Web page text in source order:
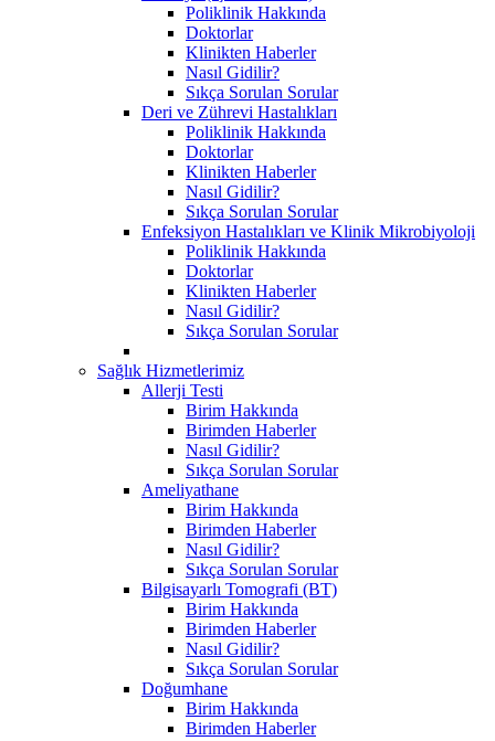
Poliklinik Hakkında
Doktorlar
Klinikten Haberler
Nasıl Gidilir?
Sıkça Sorulan Sorular
Deri ve Zührevi Hastalıkları
Poliklinik Hakkında
Doktorlar
Klinikten Haberler
Nasıl Gidilir?
Sıkça Sorulan Sorular
Enfeksiyon Hastalıkları ve Klinik Mikrobiyoloji
Poliklinik Hakkında
Doktorlar
Klinikten Haberler
Nasıl Gidilir?
Sıkça Sorulan Sorular
Sağlık Hizmetlerimiz
Allerji Testi
Birim Hakkında
Birimden Haberler
Nasıl Gidilir?
Sıkça Sorulan Sorular
Ameliyathane
Birim Hakkında
Birimden Haberler
Nasıl Gidilir?
Sıkça Sorulan Sorular
Bilgisayarlı Tomografi (BT)
Birim Hakkında
Birimden Haberler
Nasıl Gidilir?
Sıkça Sorulan Sorular
Doğumhane
Birim Hakkında
Birimden Haberler